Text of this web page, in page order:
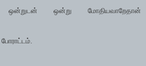
ஒன்றுடன் ஒன்று மோதியவாறேதான்